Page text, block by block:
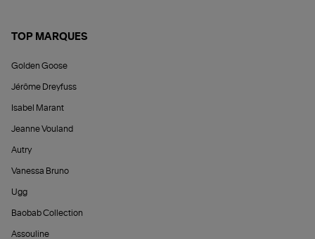
TOP MARQUES
Golden Goose
Jérôme Dreyfuss
Isabel Marant
Jeanne Vouland
Autry
Vanessa Bruno
Ugg
Baobab Collection
Assouline